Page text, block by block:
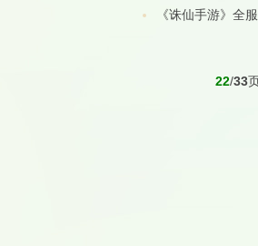
《诛仙手游》全
22/33